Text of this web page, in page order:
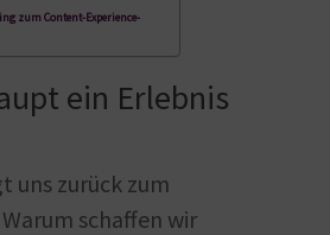
zum Content-Experience-
ein Erlebnis
uns zurück zum
schaffen wir